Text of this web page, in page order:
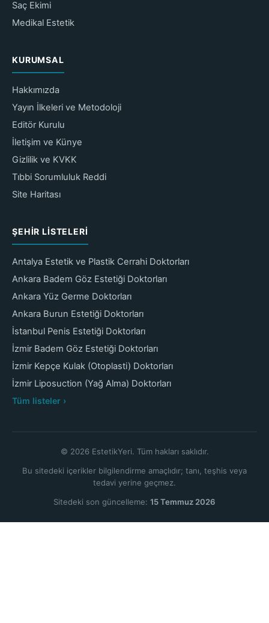
Saç Ekimi
Medikal Estetik
KURUMSAL
Hakkımızda
Yayın İlkeleri ve Metodoloji
Editör Kurulu
İletişim ve Künye
Gizlilik ve KVKK
Tıbbi Sorumluluk Reddi
Site Haritası
ŞEHIR LISTELERI
Antalya Estetik ve Plastik Cerrahi Doktorları
Ankara Badem Göz Estetiği Doktorları
Ankara Yüz Germe Doktorları
Ankara Burun Estetiği Doktorları
İstanbul Penis Estetiği Doktorları
İzmir Badem Göz Estetiği Doktorları
İzmir Kepçe Kulak (Otoplasti) Doktorları
İzmir Liposuction (Yağ Alma) Doktorları
Tüm listeler ›
© 2026 EstetikYeri. Tüm hakları saklıdır.
Bu sitedeki içerikler bilgilendirme amaçlıdır; tanı, teşhis veya
tedavi yerine geçmez.
Sitedeki son güncelleme: 15 Temmuz 2026